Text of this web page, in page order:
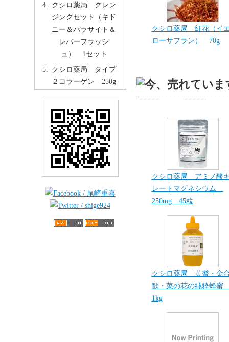
クシロ薬局 紅花（イ
ローサフラン） 70g
クシロ薬局 アミノ酸
レートマグネシウム
250mg 45粒
クシロ薬局 黄耆・金
歓・菜の花の純粋蜂
1kg
クシロ薬局 クレン
ジングセット（キド
ニー＆パラサイト＆
レバーフラッシ
ュ） 1セット
クシロ薬局 タイプ
２コラーゲン 250g